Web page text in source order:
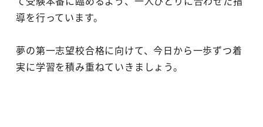
導を行っています。
夢の第一志望校合格に向けて、今日から一歩ずつ着
実に学習を積み重ねていきましょう。